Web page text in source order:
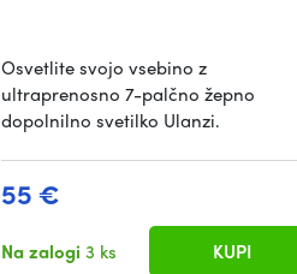
Osvetlite svojo vsebino z
ultraprenosno 7-palčno žepno
dopolnilno svetilko Ulanzi.
55 €
Na zalogi3 ks KUPI